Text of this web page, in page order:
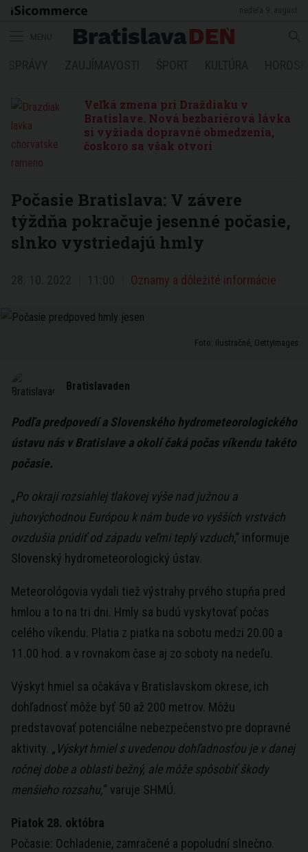
Veľká zmena pri Draždiaku v
Bratislave. Nová bezbariérová lávka
si vyžiada dopravné obmedzenia,
čoskoro sa však otvorí
Počasie Bratislava: V závere
týždňa pokračuje jesenné počasie,
slnko vystriedajú hmly
Oznamy a dôležité informácie
Foto: ilustračné, GettyImages
Bratislavaden
Podľa predpovedí a Slovenského hydrometeorologického
ústavu nás v Bratislave a okolí čaká počas víkendu takéto
počasie.
„Po okraji rozsiahlej tlakovej výše nad južnou a
juhovýchodnou Európou k nám bude vo vyšších vrstvách
ovzdušia prúdiť od západu veľmi teplý vzduch,“ informuje
Slovenský hydrometeorologický ústav.
Meteorológovia vydali tiež výstrahy prvého stupňa pred
hmlou a to na tri dni. Hmly sa budú vyskytovať počas
celého víkendu. Platia z piatka na sobotu medzi 20.00 a
11.00 hod. a v rovnakom čase aj zo soboty na nedeľu.
Výskyt hmiel sa očakáva v Bratislavskom okrese, ich
dohľadnosť môže byť 50 až 200 metrov. Môžu
predstavovať potenciálne nebezpečenstvo pre dopravné
aktivity. „ Výskyt hmiel s uvedenou dohľadnosťou je v danej
ročnej dobe a oblasti bežný, ale môže spôsobiť škody
menšieho rozsahu,“ varuje SHMÚ.
Piatok 28. októbra
Počasie: Ochladenie, zamračené a popoludní slnečno.